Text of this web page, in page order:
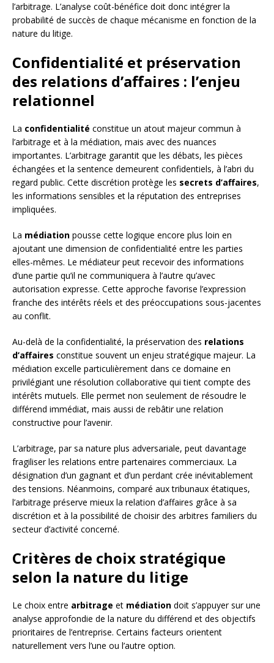
l’arbitrage. L’analyse coût-bénéfice doit donc intégrer la
probabilité de succès de chaque mécanisme en fonction de la
nature du litige.
Confidentialité et préservation
des relations d’affaires : l’enjeu
relationnel
La confidentialité constitue un atout majeur commun à
l’arbitrage et à la médiation, mais avec des nuances
importantes. L’arbitrage garantit que les débats, les pièces
échangées et la sentence demeurent confidentiels, à l’abri du
regard public. Cette discrétion protège les secrets d’affaires,
les informations sensibles et la réputation des entreprises
impliquées.
La médiation pousse cette logique encore plus loin en
ajoutant une dimension de confidentialité entre les parties
elles-mêmes. Le médiateur peut recevoir des informations
d’une partie qu’il ne communiquera à l’autre qu’avec
autorisation expresse. Cette approche favorise l’expression
franche des intérêts réels et des préoccupations sous-jacentes
au conflit.
Au-delà de la confidentialité, la préservation des relations
d’affaires constitue souvent un enjeu stratégique majeur. La
médiation excelle particulièrement dans ce domaine en
privilégiant une résolution collaborative qui tient compte des
intérêts mutuels. Elle permet non seulement de résoudre le
différend immédiat, mais aussi de rebâtir une relation
constructive pour l’avenir.
L’arbitrage, par sa nature plus adversariale, peut davantage
fragiliser les relations entre partenaires commerciaux. La
désignation d’un gagnant et d’un perdant crée inévitablement
des tensions. Néanmoins, comparé aux tribunaux étatiques,
l’arbitrage préserve mieux la relation d’affaires grâce à sa
discrétion et à la possibilité de choisir des arbitres familiers du
secteur d’activité concerné.
Critères de choix stratégique
selon la nature du litige
Le choix entre arbitrage et médiation doit s’appuyer sur une
analyse approfondie de la nature du différend et des objectifs
prioritaires de l’entreprise. Certains facteurs orientent
naturellement vers l’une ou l’autre option.